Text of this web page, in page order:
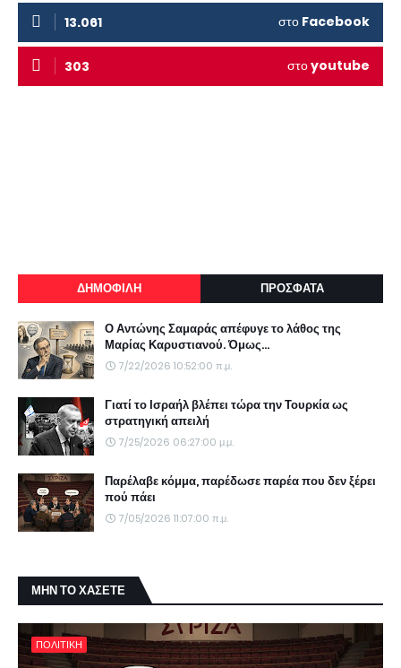
13.061 στο Facebook
303 στοyoutube
ΔΗΜΟΦΙΛΗ ΠΡΟΣΦΑΤΑ
Ο Αντώνης Σαμαράς απέφυγε το λάθος της
Μαρίας Καρυστιανού. Όμως...
7/22/2026 10:52:00 π.μ.
Γιατί το Ισραήλ βλέπει τώρα την Τουρκία ως
στρατηγική απειλή
7/25/2026 06:27:00 μ.μ.
Παρέλαβε κόμμα, παρέδωσε παρέα που δεν ξέρει
πού πάει
7/05/2026 11:07:00 π.μ.
ΜΗΝ ΤΟ ΧΑΣΕΤΕ
ΠΟΛΙΤΙΚΗ